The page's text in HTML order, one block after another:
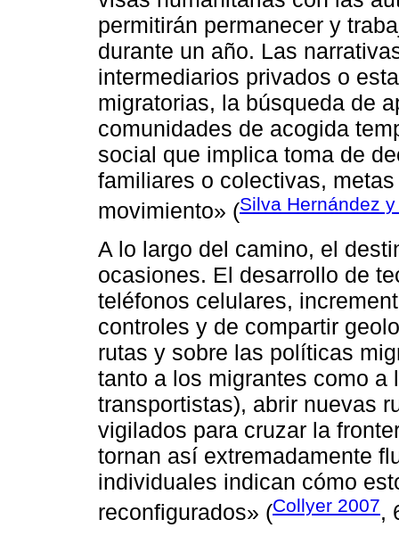
permitirán permanecer y
durante un año. Las
intermediarios privados o
migratorias, la búsqueda de
comunidades de acogida
social que implica toma de
familiares o colectivas,
movimiento» (Silva Hernández
A lo largo del camino, el
ocasiones. El desarrollo de
teléfonos celulares,
controles y de compartir
rutas y sobre las políticas
tanto a los migrantes como
transportistas), abrir nuevas
vigilados para cruzar la
tornan así extremadamente
individuales indican cómo
reconfigurados» (Collyer 2007,